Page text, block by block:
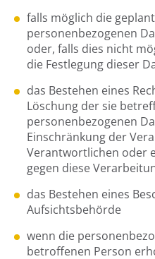
falls möglich die
personenbezogenen
oder, falls dies nicht
die Festlegung dieser
das Bestehen eines
Löschung der sie
personenbezogenen
Einschränkung der
Verantwortlichen oder
gegen diese
das Bestehen eines
Aufsichtsbehörde
wenn die
betroffenen Person